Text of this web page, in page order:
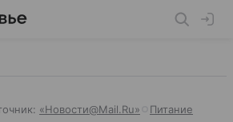
«Новости@Mail.Ru» Питание